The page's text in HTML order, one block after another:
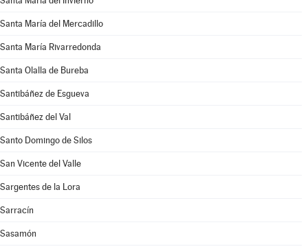
Santa María del Mercadillo
Santa María Rivarredonda
Santa Olalla de Bureba
Santibáñez de Esgueva
Santibáñez del Val
Santo Domingo de Silos
San Vicente del Valle
Sargentes de la Lora
Sarracín
Sasamón